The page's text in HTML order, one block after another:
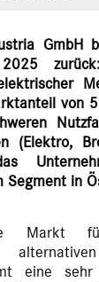
GmbH
2025
von
(Elektro,
Segment in
Markt
eine sehr